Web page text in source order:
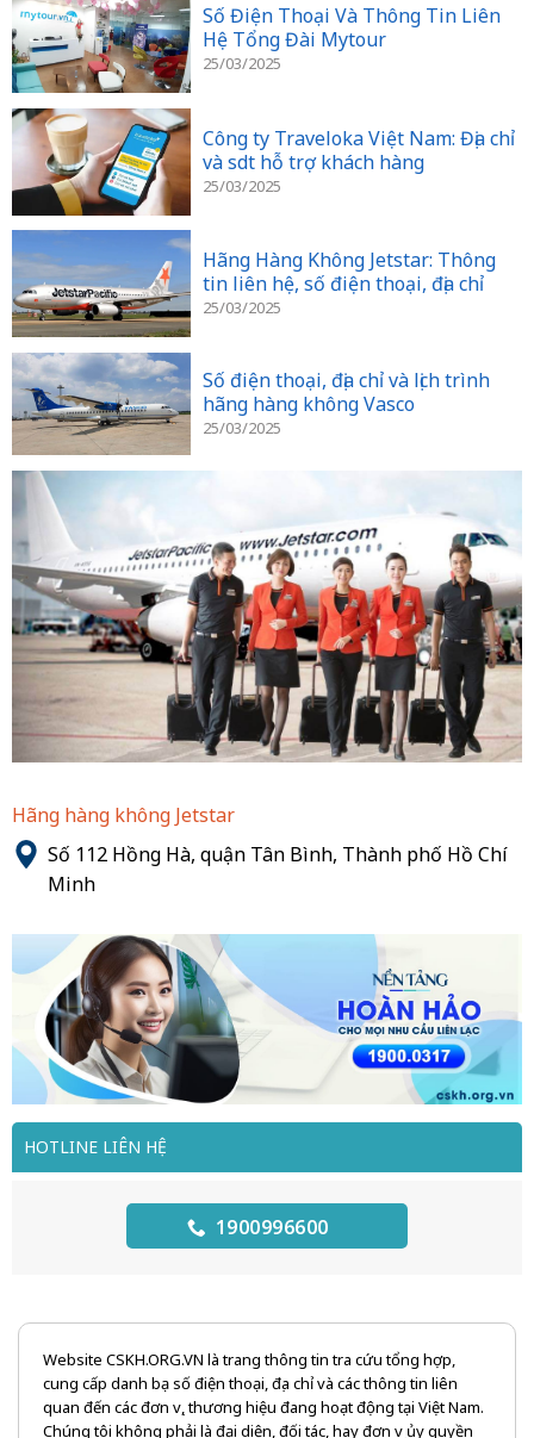
Hãng hàng không Jetstar
Số 112 Hồng Hà, quận Tân Bình, Thành phố Hồ Chí
Minh
HOTLINE LIÊN HỆ
1900996600
Số Điện Thoại Và Thông Tin Liên
Hệ Tổng Đài Mytour
25/03/2025
Công ty Traveloka Việt Nam: Địa chỉ
và sdt hỗ trợ khách hàng
25/03/2025
Hãng Hàng Không Jetstar: Thông
tin liên hệ, số điện thoại, địa chỉ
25/03/2025
Số điện thoại, địa chỉ và lịch trình
hãng hàng không Vasco
25/03/2025
Website CSKH.ORG.VN là trang thông tin tra cứu tổng hợp,
cung cấp danh bạ số điện thoại, địa chỉ và các thông tin liên
quan đến các đơn vị, thương hiệu đang hoạt động tại Việt Nam.
Chúng tôi không phải là đại diện, đối tác, hay đơn vị ủy quyền